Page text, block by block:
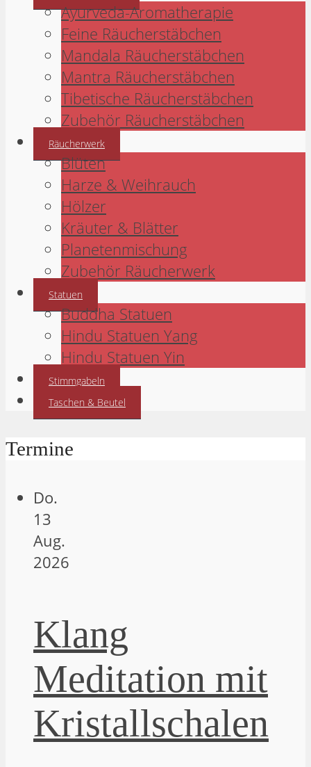
Ayurveda-Aromatherapie
Feine Räucherstäbchen
Mandala Räucherstäbchen
Mantra Räucherstäbchen
Tibetische Räucherstäbchen
Zubehör Räucherstäbchen
Räucherwerk
Blüten
Harze & Weihrauch
Hölzer
Kräuter & Blätter
Planetenmischung
Zubehör Räucherwerk
Statuen
Buddha Statuen
Hindu Statuen Yang
Hindu Statuen Yin
Stimmgabeln
Taschen & Beutel
Termine
Do.
13
Aug.
2026
Klang
Meditation mit
Kristallschalen